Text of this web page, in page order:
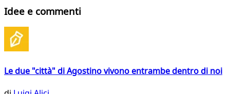
Idee e commenti
Le due "città" di Agostino vivono entrambe dentro di noi